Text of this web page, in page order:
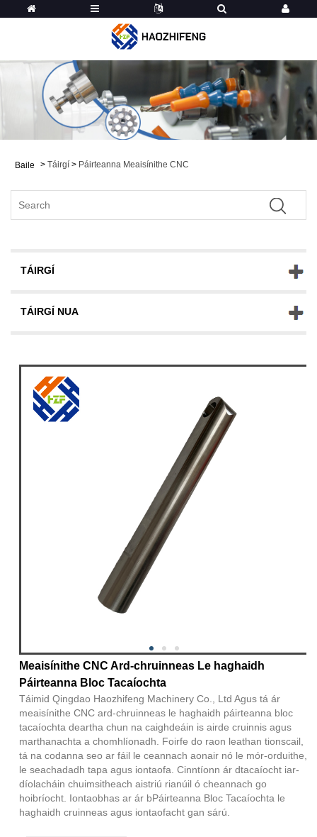
Baile > Táirgí > Páirteanna Meaisínithe CNC
TÁIRGÍ
TÁIRGÍ NUA
Meaisínithe CNC Ard-chruinneas Le haghaidh
Páirteanna Bloc Tacaíochta
Táimid Qingdao Haozhifeng Machinery Co., Ltd Agus tá ár
meaisínithe CNC ard-chruinneas le haghaidh páirteanna bloc
tacaíochta deartha chun na caighdeáin is airde cruinnis agus
marthanachta a chomhlíonadh. Foirfe do raon leathan tionscail,
tá na codanna seo ar fáil le ceannach aonair nó le mór-orduithe,
le seachadadh tapa agus iontaofa. Cinntíonn ár dtacaíocht iar-
díolacháin chuimsitheach aistriú rianúil ó cheannach go
hoibríocht. Iontaobhas ar ár bPáirteanna Bloc Tacaíochta le
haghaidh cruinneas agus iontaofacht gan sárú.